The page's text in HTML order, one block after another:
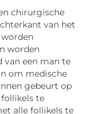
chirurgische
van het
worden
een man te
om medische
gebeurt op
te
alle follikels te